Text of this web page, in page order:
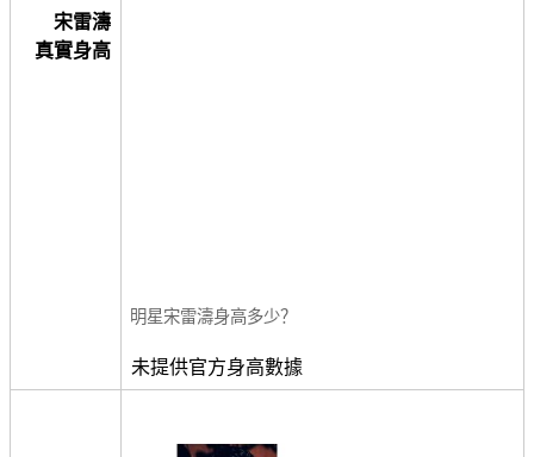
宋雷濤
真實身高
明星宋雷濤身高多少？
未提供官方身高數據